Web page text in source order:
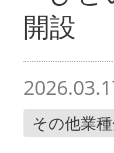
開設
その他業